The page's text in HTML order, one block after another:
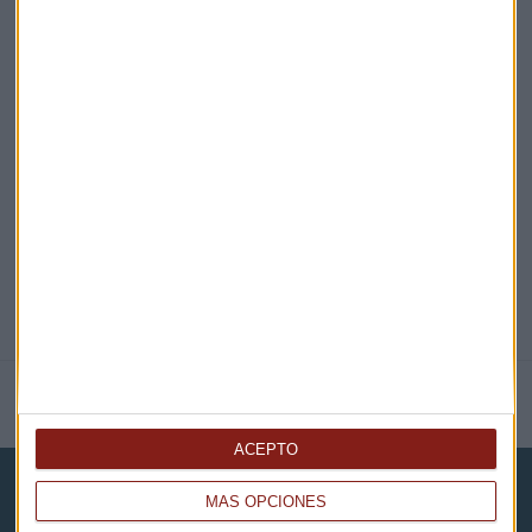
MÁS OPCIONES
ACEPTO
NOTICIAS RELACIONADAS